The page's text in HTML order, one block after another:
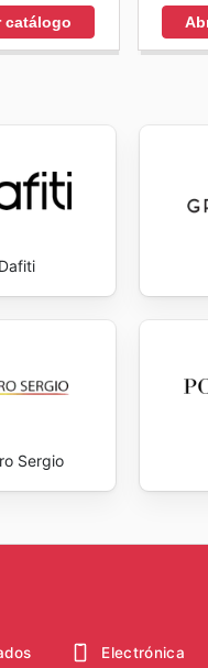
catálogo
Dafiti
Sergio
Electrónica